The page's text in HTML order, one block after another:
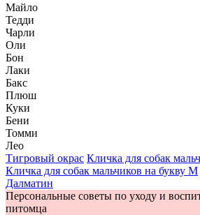
Майло
Тедди
Чарли
Оли
Бон
Лаки
Бакс
Плюш
Куки
Бени
Томми
Лео
Тигровый окрас Кличка для собак
Кличка для собак мальчиков на букву М
Далматин
Персональные советы по уходу и
питомца